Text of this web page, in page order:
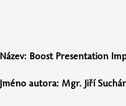
Název: Boost Presentation
Jméno autora: Mgr. Jiří